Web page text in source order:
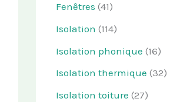
Fenêtres (41)
Isolation (114)
Isolation phonique (16)
Isolation thermique (32)
Isolation toiture (27)